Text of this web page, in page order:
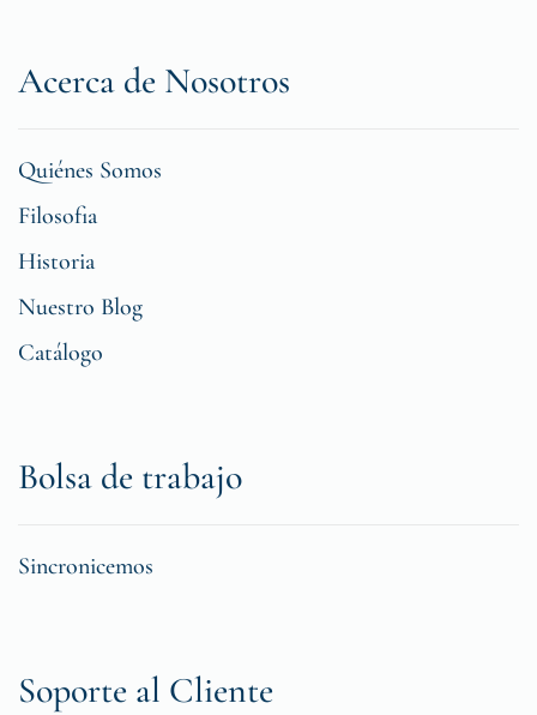
Acerca de Nosotros
Quiénes Somos
Filosofia
Historia
Nuestro Blog
Catálogo
Bolsa de trabajo
Sincronicemos
Soporte al Cliente